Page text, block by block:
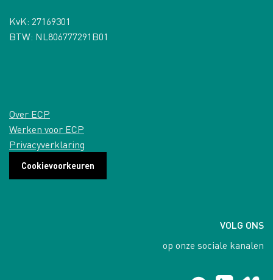
KvK: 27169301
BTW: NL806777291B01
Over ECP
Werken voor ECP
Privacyverklaring
Cookievoorkeuren
VOLG ONS
op onze sociale kanalen